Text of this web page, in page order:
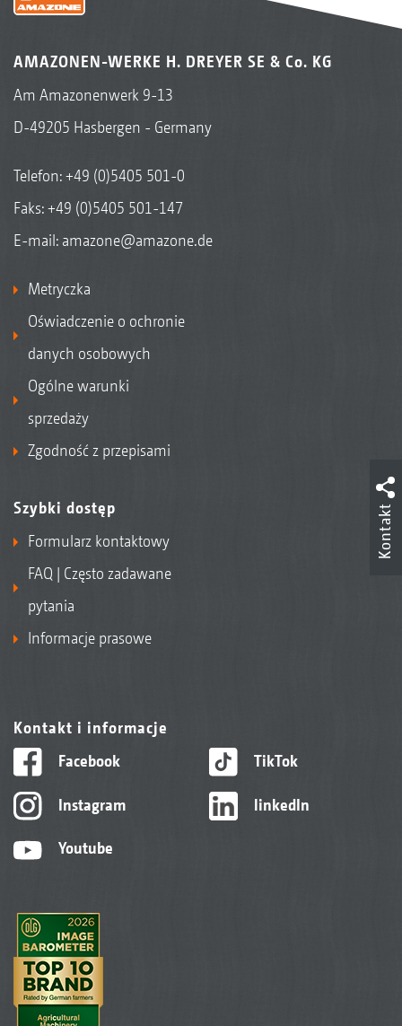
AMAZONEN-WERKE H. DREYER SE & Co. KG
Am Amazonenwerk 9-13
D-49205 Hasbergen - Germany
Telefon:+49 (0)5405 501-0
Faks: +49 (0)5405 501-147
E-mail: amazone@amazone.de
Metryczka
Oświadczenie o ochronie
danych osobowych
Ogólne warunki
sprzedaży
Zgodność z przepisami
Szybki dostęp
Formularz kontaktowy
FAQ | Często zadawane
pytania
Informacje prasowe
Kontakt i informacje
Facebook
Instagram
Youtube
TikTok
linkedIn
Kontakt